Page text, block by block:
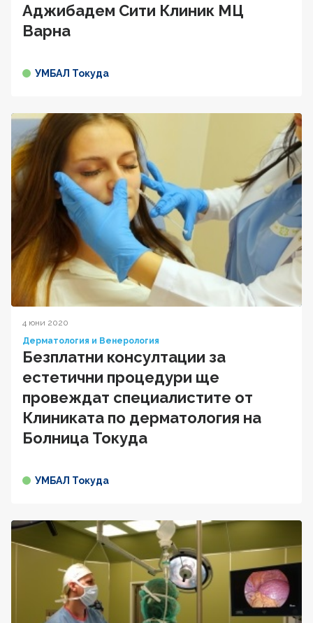
Аджибадем Сити Клиник МЦ
Варна
УМБАЛ Токуда
4 юни 2020
Дерматология и Венерология
Безплатни консултации за
естетични процедури ще
провеждат специалистите от
Клиниката по дерматология на
Болница Токуда
УМБАЛ Токуда